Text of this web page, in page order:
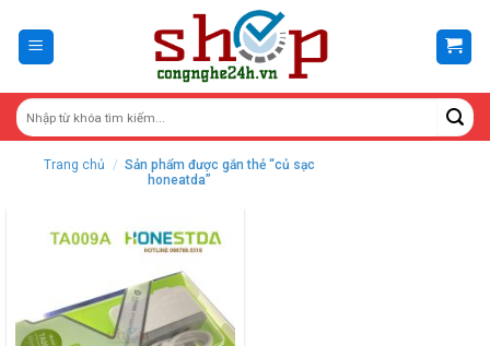
content
Trang chủ / Sản phẩm được gắn thẻ “củ sạc
honeatda”